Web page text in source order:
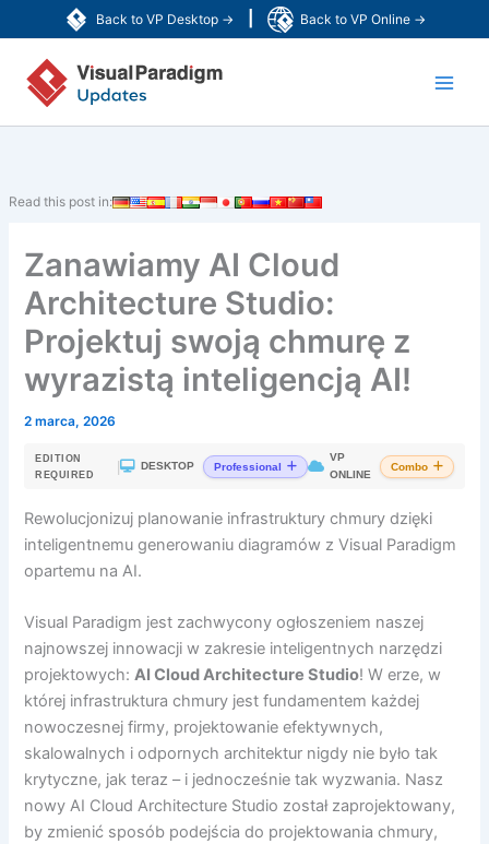
Back to VP Desktop → Back to VP Online →
do
treści
Read this post in:
Zanawiamy AI Cloud
Architecture Studio:
Projektuj swoją chmurę z
wyrazistą inteligencją AI!
2 marca, 2026
EDITION
REQUIRED
DESKTOP Professional
VP
ONLINE
Combo
Rewolucjonizuj planowanie infrastruktury chmury dzięki
inteligentnemu generowaniu diagramów z Visual Paradigm
opartemu na AI.
Visual Paradigm jest zachwycony ogłoszeniem naszej
najnowszej innowacji w zakresie inteligentnych narzędzi
projektowych:AI Cloud Architecture Studio! W erze, w
której infrastruktura chmury jest fundamentem każdej
nowoczesnej firmy, projektowanie efektywnych,
skalowalnych i odpornych architektur nigdy nie było tak
krytyczne, jak teraz – i jednocześnie tak wyzwania. Nasz
nowy AI Cloud Architecture Studio został zaprojektowany,
by zmienić sposób podejścia do projektowania chmury,